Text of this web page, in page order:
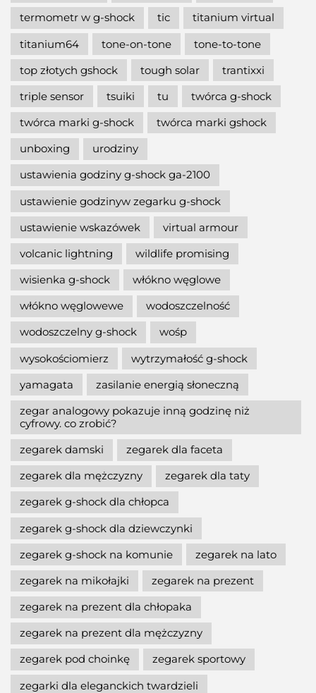
termometr w g-shock
tic
titanium virtual
titanium64
tone-on-tone
tone-to-tone
top złotych gshock
tough solar
trantixxi
triple sensor
tsuiki tu
twórca g-shock
twórca marki g-shock
twórca marki gshock
unboxing
urodziny
ustawienia godziny g-shock ga-2100
ustawienie godzinyw zegarku g-shock
ustawienie wskazówek
virtual armour
volcanic lightning
wildlife promising
wisienka g-shock
włókno węglowe
włókno węglowewe
wodoszczelność
wodoszczelny g-shock
wośp
wysokościomierz
wytrzymałość g-shock
yamagata
zasilanie energią słoneczną
zegar analogowy pokazuje inną godzinę niż
cyfrowy. co zrobić?
zegarek damski
zegarek dla faceta
zegarek dla mężczyzny
zegarek dla taty
zegarek g-shock dla chłopca
zegarek g-shock dla dziewczynki
zegarek g-shock na komunie
zegarek na lato
zegarek na mikołajki
zegarek na prezent
zegarek na prezent dla chłopaka
zegarek na prezent dla mężczyzny
zegarek pod choinkę
zegarek sportowy
zegarki dla eleganckich twardzieli